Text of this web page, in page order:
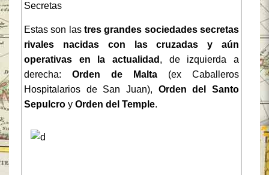
Secretas
Estas son las tres grandes sociedades secretas
rivales nacidas con las cruzadas y aún
operativas en la actualidad , de izquierda a
derecha: Orden de Malta (ex Caballeros
Hospitalarios de San Juan), Orden del Santo
Sepulcro y Orden del Temple.